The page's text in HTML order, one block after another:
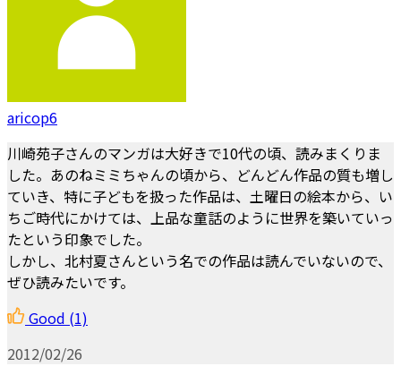
aricop6
川崎苑子さんのマンガは大好きで10代の頃、読みまくりま
した。あのねミミちゃんの頃から、どんどん作品の質も増し
ていき、特に子どもを扱った作品は、土曜日の絵本から、い
ちご時代にかけては、上品な童話のように世界を築いていっ
たという印象でした。
しかし、北村夏さんという名での作品は読んでいないので、
ぜひ読みたいです。
Good (1)
2012/02/26